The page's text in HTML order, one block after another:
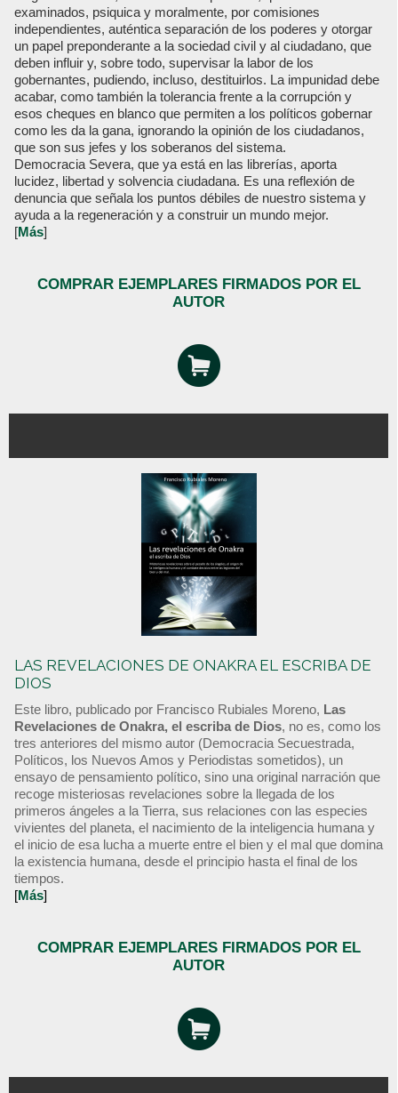
examinados, psiquica y moralmente, por comisiones
independientes, auténtica separación de los poderes y otorgar
un papel preponderante a la sociedad civil y al ciudadano, que
deben influir y, sobre todo, supervisar la labor de los
gobernantes, pudiendo, incluso, destituirlos. La impunidad debe
acabar, como también la tolerancia frente a la corrupción y
esos cheques en blanco que permiten a los políticos gobernar
como les da la gana, ignorando la opinión de los ciudadanos,
que son sus jefes y los soberanos del sistema.
Democracia Severa, que ya está en las librerías, aporta
lucidez, libertad y solvencia ciudadana. Es una reflexión de
denuncia que señala los puntos débiles de nuestro sistema y
ayuda a la regeneración y a construir un mundo mejor.
[Más]
COMPRAR EJEMPLARES FIRMADOS POR EL
AUTOR
LAS REVELACIONES DE ONAKRA EL ESCRIBA DE
DIOS
Este libro, publicado por Francisco Rubiales Moreno, Las
Revelaciones de Onakra, el escriba de Dios, no es, como los
tres anteriores del mismo autor (Democracia Secuestrada,
Políticos, los Nuevos Amos y Periodistas sometidos), un
ensayo de pensamiento político, sino una original narración que
recoge misteriosas revelaciones sobre la llegada de los
primeros ángeles a la Tierra, sus relaciones con las especies
vivientes del planeta, el nacimiento de la inteligencia humana y
el inicio de esa lucha a muerte entre el bien y el mal que domina
la existencia humana, desde el principio hasta el final de los
tiempos.
[Más]
COMPRAR EJEMPLARES FIRMADOS POR EL
AUTOR